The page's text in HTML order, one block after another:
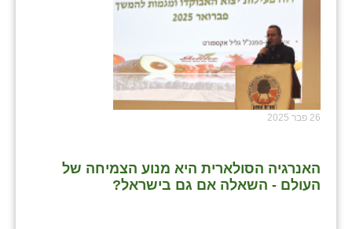
26 פבר 2025
האנרגיה הסולארית היא מנוע הצמיחה של
העולם - השאלה אם גם בישראל?